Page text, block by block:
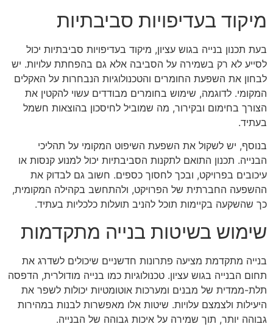
מיקוד בעדיפויות סביבתיות
בעת תכנון בנייה בגוש עציון, מיקוד בעדיפויות סביבתיות יכול
לסייע לא רק בשמירה על הסביבה אלא גם בהפחתת עלויות. יש
לבחון את השפעת החומרים והטכנולוגיות הנבחרות על האקלים
המקומי. לדוגמה, שימוש בחומרים מבודדים עשוי להקטין את
הצורך בחימום ובקירור, מה שמוביל לחיסכון בהוצאות חשמל
בעתיד.
בנוסף, יש לשקול את השפעת השיפוט המקומי על תהליכי
הבנייה. תכנון התואם לתקנות הסביבתיות יכול למנוע קנסות או
עיכובים בפרויקט, ובכך לחסוך כספים. חשוב גם לבדוק את
ההשפעה החברתית של הפרויקט, ולהתחשב בקהילה המקומית,
כך שהשקעה בקיימות תוכל להניב תועלות כלכליות בעתיד.
שימוש בשיטות בנייה מתקדמות
בנייה מתקדמת מציעה פתרונות חדשניים שיכולים לשדרג את
תחום הבנייה בגוש עציון. טכנולוגיות כמו בנייה מודולרית, הדפסה
תלת-ממדית של מבנים ומערכות אוטומטיות יכולות לשפר את
היעילות ולצמצם עלויות. שיטות אלו מאפשרות לבנות במהירות
גבוהה יותר, תוך שמירה על איכות גבוהה של הבנייה.